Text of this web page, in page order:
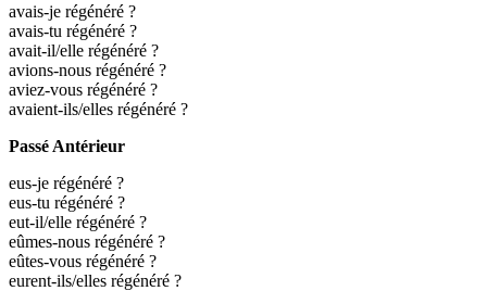
avais-je régénéré ?
avais-tu régénéré ?
avait-il/elle régénéré ?
avions-nous régénéré ?
aviez-vous régénéré ?
avaient-ils/elles régénéré ?
Passé Antérieur
eus-je régénéré ?
eus-tu régénéré ?
eut-il/elle régénéré ?
eûmes-nous régénéré ?
eûtes-vous régénéré ?
eurent-ils/elles régénéré ?